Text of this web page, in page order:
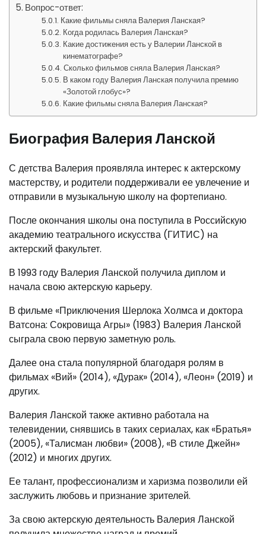
Вопрос-ответ:
Какие фильмы сняла Валерия Ланская?
Когда родилась Валерия Ланская?
Какие достижения есть у Валерии Ланской в
кинематографе?
Сколько фильмов сняла Валерия Ланская?
В каком году Валерия Ланская получила премию
«Золотой глобус»?
Какие фильмы сняла Валерия Ланская?
Биография Валерия Ланской
С детства Валерия проявляла интерес к актерскому
мастерству, и родители поддерживали ее увлечение и
отправили в музыкальную школу на фортепиано.
После окончания школы она поступила в Российскую
академию театрального искусства (ГИТИС) на
актерский факультет.
В 1993 году Валерия Ланской получила диплом и
начала свою актерскую карьеру.
В фильме «Приключения Шерлока Холмса и доктора
Ватсона: Сокровища Агры» (1983) Валерия Ланской
сыграла свою первую заметную роль.
Далее она стала популярной благодаря ролям в
фильмах «Вий» (2014), «Дурак» (2014), «Леон» (2019) и
других.
Валерия Ланской также активно работала на
телевидении, снявшись в таких сериалах, как «Братья»
(2005), «Талисман любви» (2008), «В стиле Джейн»
(2012) и многих других.
Ее талант, профессионализм и харизма позволили ей
заслужить любовь и признание зрителей.
За свою актерскую деятельность Валерия Ланской